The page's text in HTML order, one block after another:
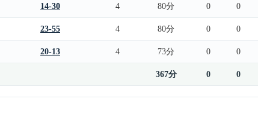
14-30 4 80分 0 0
23-55 4 80分 0 0
20-13 4 73分 0 0
367分 0 0